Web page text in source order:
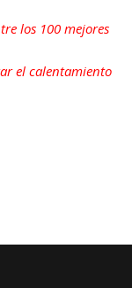
los 100 mejores
el calentamiento